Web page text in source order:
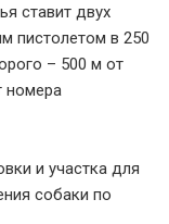
ставит двух
пистолетом в 250
– 500 м от
номера
и участка для
собаки по